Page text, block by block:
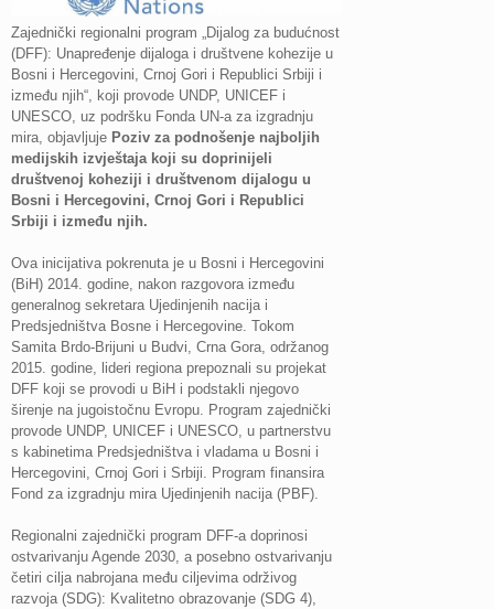
Zajednički regionalni program „Dijalog za budućnost
(DFF): Unapređenje dijaloga i društvene kohezije u
Bosni i Hercegovini, Crnoj Gori i Republici Srbiji i
između njih“, koji provode UNDP, UNICEF i
UNESCO, uz podršku Fonda UN-a za izgradnju
mira, objavljuje Poziv za podnošenje najboljih
medijskih izvještaja koji su doprinijeli
društvenoj koheziji i društvenom dijalogu u
Bosni i Hercegovini, Crnoj Gori i Republici
Srbiji i između njih.
Ova inicijativa pokrenuta je u Bosni i Hercegovini
(BiH) 2014. godine, nakon razgovora između
generalnog sekretara Ujedinjenih nacija i
Predsjedništva Bosne i Hercegovine. Tokom
Samita Brdo-Brijuni u Budvi, Crna Gora, održanog
2015. godine, lideri regiona prepoznali su projekat
DFF koji se provodi u BiH i podstakli njegovo
širenje na jugoistočnu Evropu. Program zajednički
provode UNDP, UNICEF i UNESCO, u partnerstvu
s kabinetima Predsjedništva i vladama u Bosni i
Hercegovini, Crnoj Gori i Srbiji. Program finansira
Fond za izgradnju mira Ujedinjenih nacija (PBF).
Regionalni zajednički program DFF-a doprinosi
ostvarivanju Agende 2030, a posebno ostvarivanju
četiri cilja nabrojana među ciljevima održivog
razvoja (SDG): Kvalitetno obrazovanje (SDG 4),